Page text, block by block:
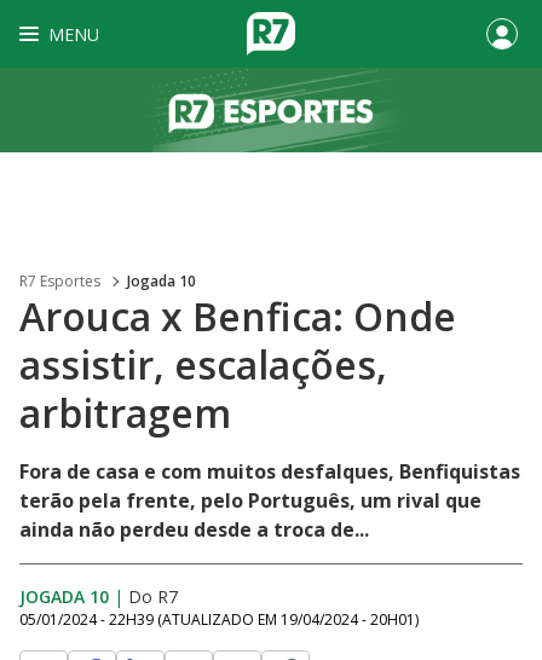
MENU
R7 Esportes Jogada 10
Arouca x Benfica: Onde
assistir, escalações,
arbitragem
Fora de casa e com muitos desfalques, Benfiquistas
terão pela frente, pelo Português, um rival que
ainda não perdeu desde a troca de...
JOGADA 10 | Do R7
05/01/2024 - 22H39 (ATUALIZADO EM 19/04/2024 - 20H01)